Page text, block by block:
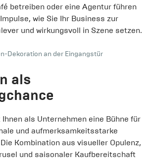
betreiben oder eine Agentur führen
wie Sie Ihr Business zur
und wirkungsvoll in Szene setzen.
Dekoration an der Eingangstür
als
als Unternehmen eine Bühne für
und aufmerksamkeitsstarke
Kombination aus visueller Opulenz,
und saisonaler Kaufbereitschaft